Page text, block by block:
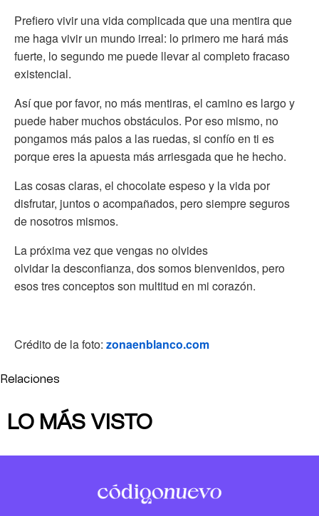
Prefiero vivir una vida complicada que una mentira que
me haga vivir un mundo irreal: lo primero me hará más
fuerte, lo segundo me puede llevar al completo fracaso
existencial.
Así que por favor, no más mentiras, el camino es largo y
puede haber muchos obstáculos. Por eso mismo, no
pongamos más palos a las ruedas, si confío en ti es
porque eres la apuesta más arriesgada que he hecho.
Las cosas claras, el chocolate espeso y la vida por
disfrutar, juntos o acompañados, pero siempre seguros
de nosotros mismos.
La próxima vez que vengas no olvides
olvidar la desconfianza, dos somos bienvenidos, pero
esos tres conceptos son multitud en mi corazón.
Crédito de la foto: zonaenblanco.com
Relaciones
LO MÁS VISTO